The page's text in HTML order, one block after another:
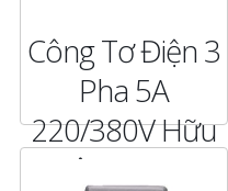
Công Tơ Điện 3
Pha 5A
220/380V Hữu
Công CCX2